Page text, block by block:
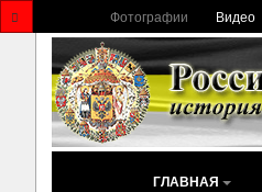
Фотографии Видео
ГЛАВНАЯ